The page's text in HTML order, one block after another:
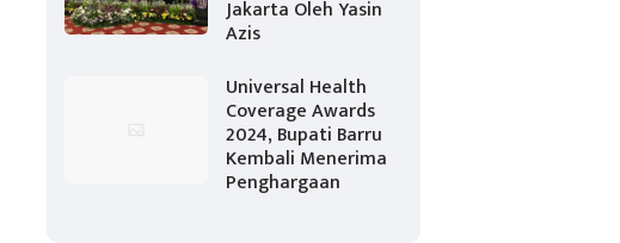
Jakarta Oleh Yasin
Azis
Universal Health
Coverage Awards
2024, Bupati Barru
Kembali Menerima
Penghargaan